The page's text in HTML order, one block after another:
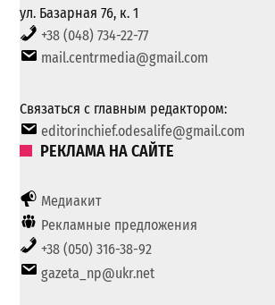
ул. Базарная 76, к. 1
+38 (048) 734-22-77
mail.centrmedia@gmail.com
Связаться с главным редактором:
editorinchief.odesalife@gmail.com
РЕКЛАМА НА САЙТЕ
Медиакит
Рекламные предложения
+38 (050) 316-38-92
gazeta_np@ukr.net